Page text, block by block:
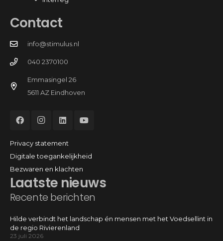
Laatste nieuws
Recente berichten
Hilde verbindt het landschap én mensen met het Voedsellint in
de regio Rivierenland
23 juli 2026
Contact
info@stimulus.nl
040 2370100
Emmasingel 26
5611 AZ Eindhoven
Privacy statement
Digitale toegankelijkheid
Bezwaren en klachten